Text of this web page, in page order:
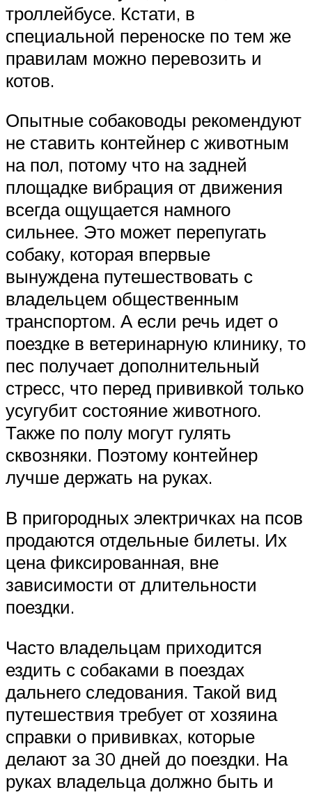
троллейбусе. Кстати, в
специальной переноске по тем же
правилам можно перевозить и
котов.
Опытные собаководы рекомендуют
не ставить контейнер с животным
на пол, потому что на задней
площадке вибрация от движения
всегда ощущается намного
сильнее. Это может перепугать
собаку, которая впервые
вынуждена путешествовать с
владельцем общественным
транспортом. А если речь идет о
поездке в ветеринарную клинику, то
пес получает дополнительный
стресс, что перед прививкой только
усугубит состояние животного.
Также по полу могут гулять
сквозняки. Поэтому контейнер
лучше держать на руках.
В пригородных электричках на псов
продаются отдельные билеты. Их
цена фиксированная, вне
зависимости от длительности
поездки.
Часто владельцам приходится
ездить с собаками в поездах
дальнего следования. Такой вид
путешествия требует от хозяина
справки о прививках, которые
делают за 30 дней до поездки. На
руках владельца должно быть и